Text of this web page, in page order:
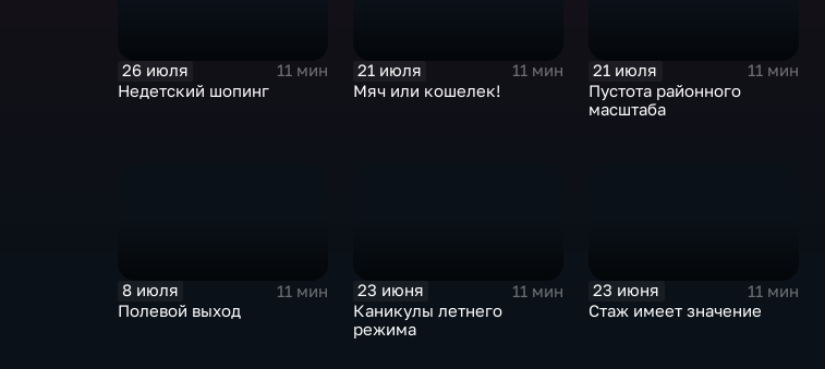
26 июля
11 мин
Недетский шопинг
21 июля
11 мин
Мяч или кошелек!
21 июля
11 мин
Пустота районного
масштаба
8 июля
11 мин
Полевой выход
23 июня
11 мин
Каникулы летнего
режима
23 июня
11 мин
Стаж имеет значение